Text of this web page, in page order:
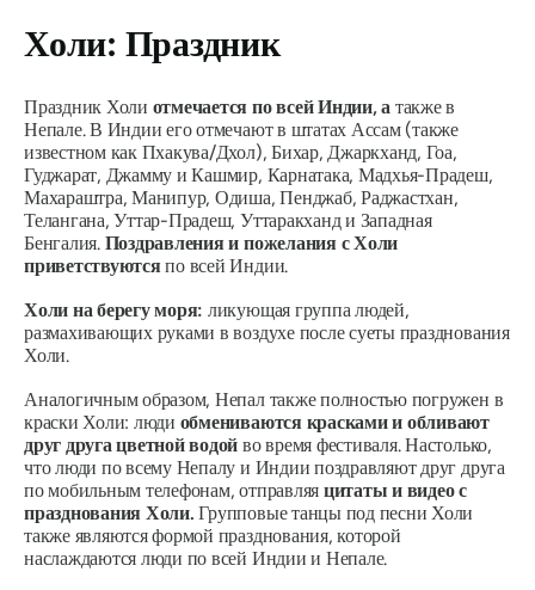
Холи: Праздник
Праздник Холи отмечается по всей Индии, а также в
Непале. В Индии его отмечают в штатах Ассам (также
известном как Пхакува/Дхол), Бихар, Джаркханд, Гоа,
Гуджарат, Джамму и Кашмир, Карнатака, Мадхья-Прадеш,
Махараштра, Манипур, Одиша, Пенджаб, Раджастхан,
Телангана, Уттар-Прадеш, Уттаракханд и Западная
Бенгалия. Поздравления и пожелания с Холи
приветствуютсяпо всей Индии.
Холи на берегу моря: ликующая группа людей,
размахивающих руками в воздухе после суеты празднования
Холи.
Аналогичным образом, Непал также полностью погружен в
краски Холи: люди обмениваются красками и обливают
друг друга цветной водой во время фестиваля. Настолько,
что люди по всему Непалу и Индии поздравляют друг друга
по мобильным телефонам, отправляя цитаты и видео с
празднования Холи. Групповые танцы под песни Холи
также являются формой празднования, которой
наслаждаются люди по всей Индии и Непале.